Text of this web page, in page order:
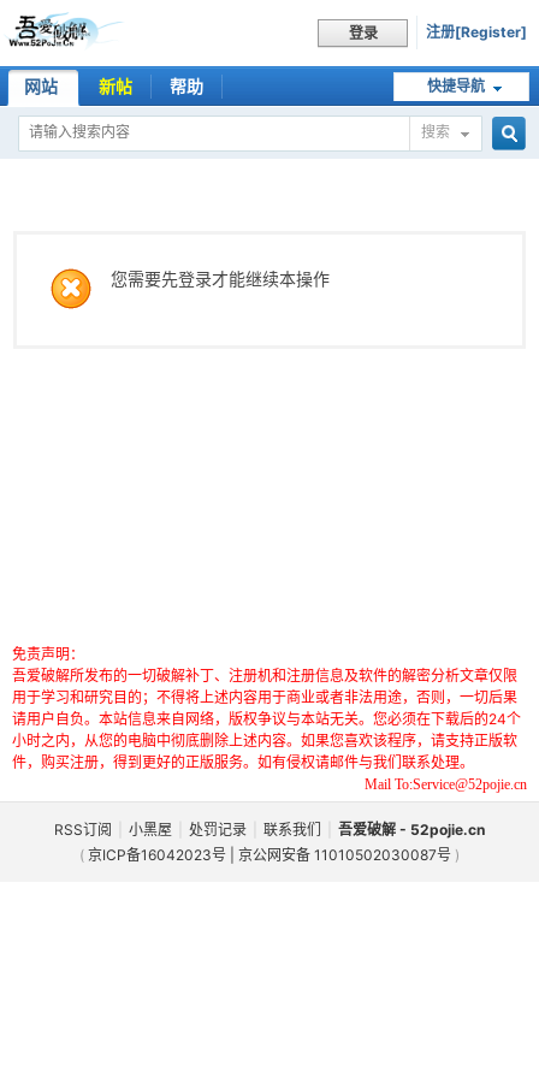
登录 注册[Register]
快捷导航
网站 新帖 帮助
搜索
您需要先登录才能继续本操作
免责声明：
吾爱破解所发布的一切破解补丁、注册机和注册信息及软件的解密分析文章仅限
用于学习和研究目的；不得将上述内容用于商业或者非法用途，否则，一切后果
请用户自负。本站信息来自网络，版权争议与本站无关。您必须在下载后的24个
小时之内，从您的电脑中彻底删除上述内容。如果您喜欢该程序，请支持正版软
件，购买注册，得到更好的正版服务。如有侵权请邮件与我们联系处理。
Mail To:Service@52pojie.cn
RSS订阅 小黑屋 处罚记录 联系我们
吾爱破解 - 52pojie.cn
( 京ICP备16042023号 | 京公网安备 11010502030087号 )